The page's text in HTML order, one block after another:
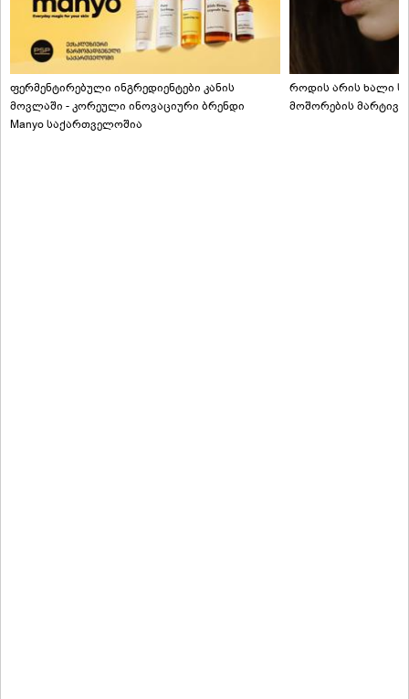
ფერმენტირებული ინგრედიენტები კანის
მოვლაში - კორეული ინოვაციური ბრენდი
Manyo საქართველოშია
როდის არის ხალი
მოშორების